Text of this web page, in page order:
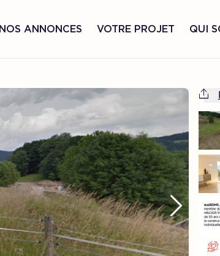
NOS ANNONCES VOTRE PROJET QUI